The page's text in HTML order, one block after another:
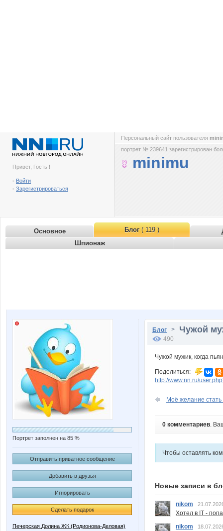
Привет, Гость !
- Войти
- Зарегистрироваться
Персональный сайт пользователя
портрет № 239641 зарегистрирован
minimu
Основное Блог( 119 )
Шпионаж
Портрет заполнен на 85 %
Отправить приватное сообщение
Добавить в друзья
Игнорировать
Сделать подарок
Печерская Долина ЖК (Родионова-Деловая)
Блог > Чужой
490
Чужой мужик, когда
Поделиться:
http://www.nn.ru/
Моё желание
0 комментариев.
Чтобы оставлять
Новые записи в
nikom
Хотел в IT -
nikom